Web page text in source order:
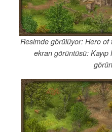
Resimde görülüyor: Hero of
ekran görüntüsü: